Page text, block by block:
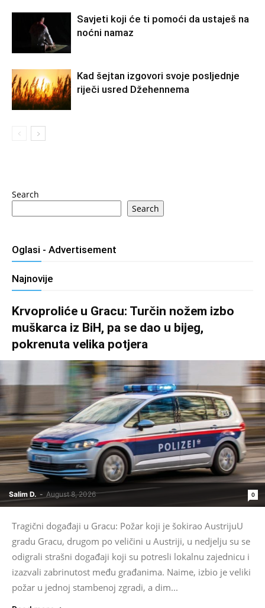
Savjeti koji će ti pomoći da ustaješ na
noćni namaz
Kad šejtan izgovori svoje posljednje
riječi usred Džehennema
Search
Search
Oglasi - Advertisement
Najnovije
Krvoproliće u Gracu: Turčin nožem izbo
muškarca iz BiH, pa se dao u bijeg,
pokrenuta velika potjera
Salim D. - August 8, 2026 0
Tragični događaji u Gracu: Požar koji je šokirao AustrijuU
gradu Gracu, drugom po veličini u Austriji, u nedjelju su se
odigrali strašni događaji koji su potresli lokalnu zajednicu i
izazvali zabrinutost među građanima. Naime, izbio je veliki
požar u jednoj stambenoj zgradi, a dim...